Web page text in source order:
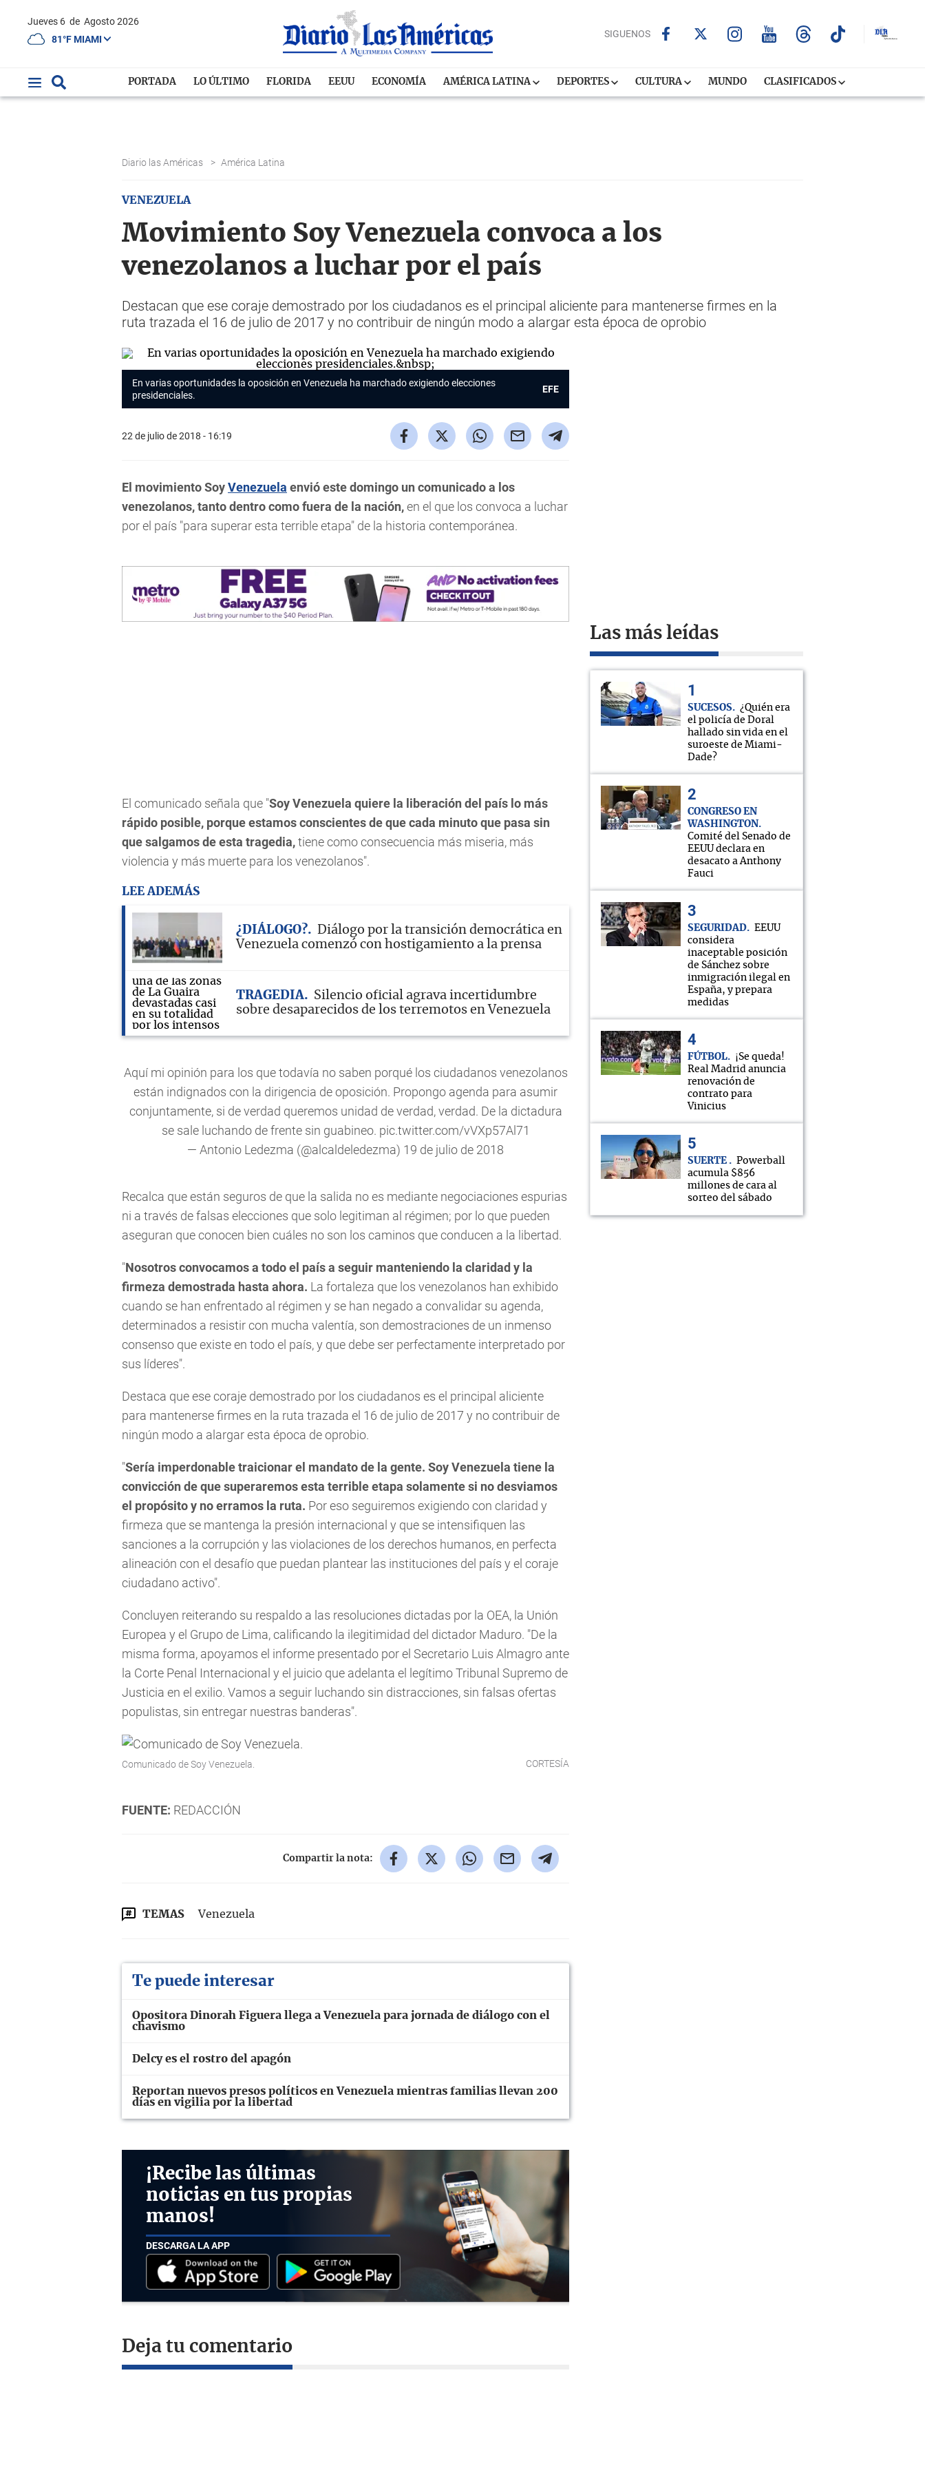
Jueves 6 de Agosto 2026
81°F MIAMI
SIGUENOS
PORTADA LO ÚLTIMO FLORIDA EEUU ECONOMÍA AMÉRICA LATINA DEPORTES CULTURA MUNDO CLASIFICADOS
Diario las Américas > América Latina
VENEZUELA
Movimiento Soy Venezuela convoca a los
venezolanos a luchar por el país
Destacan que ese coraje demostrado por los ciudadanos es el principal aliciente para mantenerse firmes en la
ruta trazada el 16 de julio de 2017 y no contribuir de ningún modo a alargar esta época de oprobio
En varias oportunidades la oposición en Venezuela ha marchado exigiendo elecciones
presidenciales.
EFE
22 de julio de 2018 - 16:19
El movimiento SoyVenezuela envió este domingo un comunicado a los
venezolanos, tanto dentro como fuera de la nación,en el que los convoca a luchar
por el país "para superar esta terrible etapa" de la historia contemporánea.
El comunicado señala que "Soy Venezuela quiere la liberación del país lo más
rápido posible, porque estamos conscientes de que cada minuto que pasa sin
que salgamos de esta tragedia,tiene como consecuencia más miseria, más
violencia y más muerte para los venezolanos".
LEE ADEMÁS
¿DIÁLOGO?
Diálogo por la transición democrática en
Venezuela comenzó con hostigamiento a la prensa
TRAGEDIA
Silencio oficial agrava incertidumbre
sobre desaparecidos de los terremotos en Venezuela
Aquí mi opinión para los que todavía no saben porqué los ciudadanos venezolanos
están indignados con la dirigencia de oposición. Propongo agenda para asumir
conjuntamente, si de verdad queremos unidad de verdad, verdad. De la dictadura
se sale luchando de frente sin guabineo. pic.twitter.com/vVXp57Al71
— Antonio Ledezma (@alcaldeledezma) 19 de julio de 2018
Recalca que están seguros de que la salida no es mediante negociaciones espurias
ni a través de falsas elecciones que solo legitiman al régimen; por lo que pueden
aseguran que conocen bien cuáles no son los caminos que conducen a la libertad.
"Nosotros convocamos a todo el país a seguir manteniendo la claridad y la
firmeza demostrada hasta ahora. La fortaleza que los venezolanos han exhibido
cuando se han enfrentado al régimen y se han negado a convalidar su agenda,
determinados a resistir con mucha valentía, son demostraciones de un inmenso
consenso que existe en todo el país, y que debe ser perfectamente interpretado por
sus líderes".
Destaca que ese coraje demostrado por los ciudadanos es el principal aliciente
para mantenerse firmes en la ruta trazada el 16 de julio de 2017 y no contribuir de
ningún modo a alargar esta época de oprobio.
"Sería imperdonable traicionar el mandato de la gente. Soy Venezuela tiene la
convicción de que superaremos esta terrible etapa solamente si no desviamos
el propósito y no erramos la ruta. Por eso seguiremos exigiendo con claridad y
firmeza que se mantenga la presión internacional y que se intensifiquen las
sanciones a la corrupción y las violaciones de los derechos humanos, en perfecta
alineación con el desafío que puedan plantear las instituciones del país y el coraje
ciudadano activo".
Concluyen reiterando su respaldo a las resoluciones dictadas por la OEA, la Unión
Europea y el Grupo de Lima, calificando la ilegitimidad del dictador Maduro. "De la
misma forma, apoyamos el informe presentado por el Secretario Luis Almagro ante
la Corte Penal Internacional y el juicio que adelanta el legítimo Tribunal Supremo de
Justicia en el exilio. Vamos a seguir luchando sin distracciones, sin falsas ofertas
populistas, sin entregar nuestras banderas".
Comunicado de Soy Venezuela. CORTESÍA
FUENTE: REDACCIÓN
Compartir la nota:
TEMAS Venezuela
Te puede interesar
Opositora Dinorah Figuera llega a Venezuela para jornada de diálogo con el
chavismo
Delcy es el rostro del apagón
Reportan nuevos presos políticos en Venezuela mientras familias llevan 200
días en vigilia por la libertad
¡Recibe las últimas
noticias en tus propias
manos!
DESCARGA LA APP
Deja tu comentario
Las más leídas
SUCESOS
¿Quién era
el policía de Doral
hallado sin vida en el
suroeste de Miami-
Dade?
CONGRESO EN
WASHINGTON
Comité del Senado de
EEUU declara en
desacato a Anthony
Fauci
SEGURIDAD
EEUU
considera
inaceptable posición
de Sánchez sobre
inmigración ilegal en
España, y prepara
medidas
FÚTBOL
¡Se queda!
Real Madrid anuncia
renovación de
contrato para
Vinicius
SUERTE
Powerball
acumula $856
millones de cara al
sorteo del sábado